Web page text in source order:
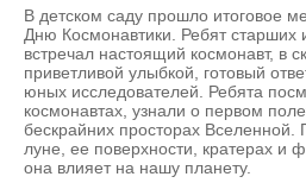
В детском саду прошло итоговое
Дню Космонавтики. Ребят старших
встречал настоящий космонавт, в
приветливой улыбкой, готовый
юных исследователей. Ребята
космонавтах, узнали о первом
бескрайних просторах Вселенной.
луне, ее поверхности, кратерах и
она влияет на нашу планету.